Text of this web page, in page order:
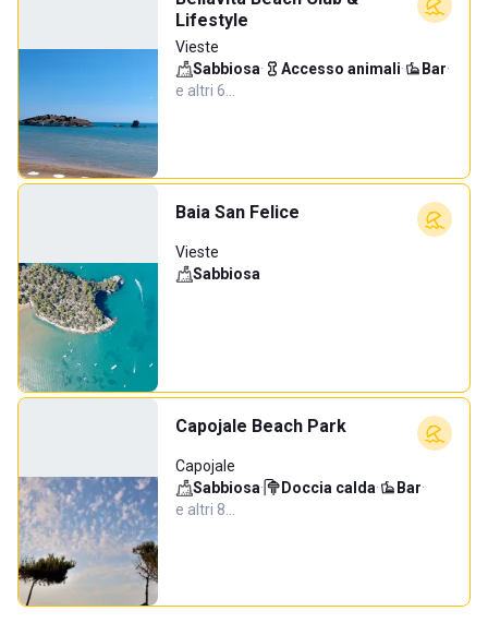
Lifestyle
Vieste
Sabbiosa· Accesso animali· Bar·
e altri 6…
Baia San Felice
Vieste
Sabbiosa
Capojale Beach Park
Capojale
Sabbiosa· Doccia calda· Bar·
e altri 8…